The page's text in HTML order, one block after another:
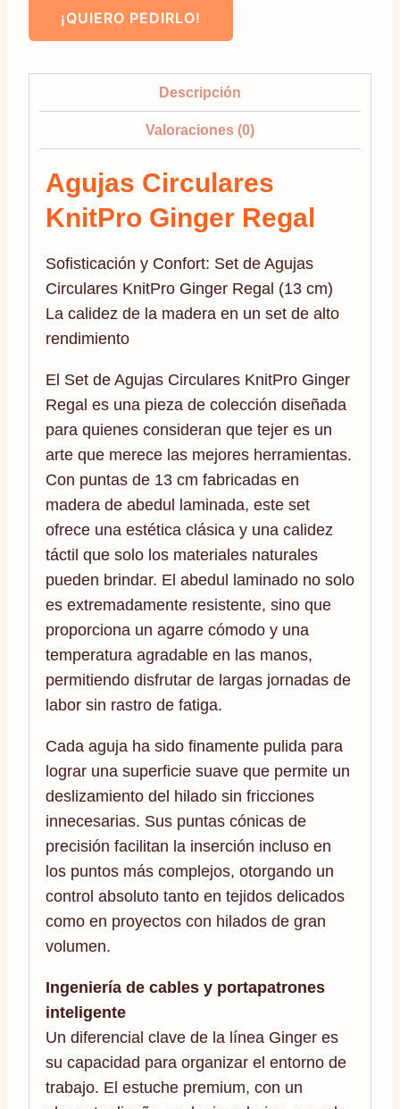
¡QUIERO PEDIRLO!
Descripción
Valoraciones (0)
Agujas Circulares
KnitPro Ginger Regal
Sofisticación y Confort: Set de Agujas
Circulares KnitPro Ginger Regal (13 cm)
La calidez de la madera en un set de alto
rendimiento
El Set de Agujas Circulares KnitPro Ginger
Regal es una pieza de colección diseñada
para quienes consideran que tejer es un
arte que merece las mejores herramientas.
Con puntas de 13 cm fabricadas en
madera de abedul laminada, este set
ofrece una estética clásica y una calidez
táctil que solo los materiales naturales
pueden brindar. El abedul laminado no solo
es extremadamente resistente, sino que
proporciona un agarre cómodo y una
temperatura agradable en las manos,
permitiendo disfrutar de largas jornadas de
labor sin rastro de fatiga.
Cada aguja ha sido finamente pulida para
lograr una superficie suave que permite un
deslizamiento del hilado sin fricciones
innecesarias. Sus puntas cónicas de
precisión facilitan la inserción incluso en
los puntos más complejos, otorgando un
control absoluto tanto en tejidos delicados
como en proyectos con hilados de gran
volumen.
Ingeniería de cables y portapatrones
inteligente
Un diferencial clave de la línea Ginger es
su capacidad para organizar el entorno de
trabajo. El estuche premium, con un